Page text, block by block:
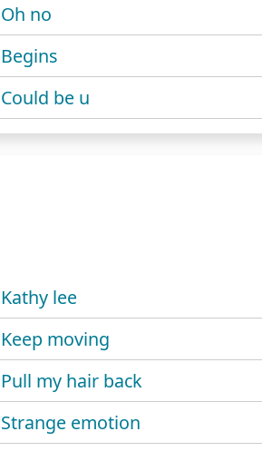
Oh no
Begins
Could be u
Kathy lee
Keep moving
Pull my hair back
Strange emotion